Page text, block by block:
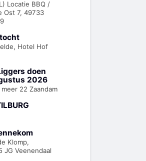
Locatie BBQ /
Ost 7, 49733
Hotel Hof
doen
2026
22 Zaandam
Klomp,
JG Veenendaal